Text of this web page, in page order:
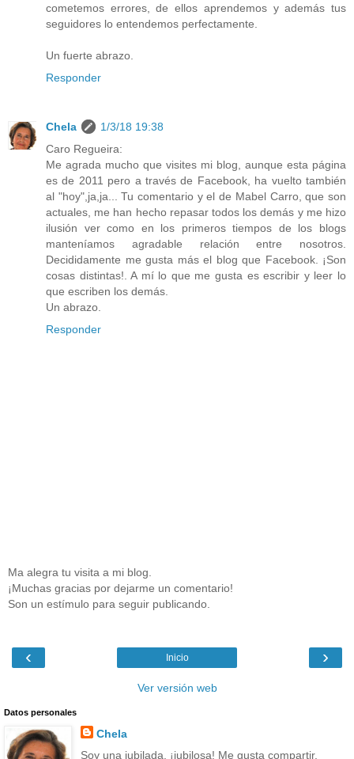
cometemos errores, de ellos aprendemos y además tus
seguidores lo entendemos perfectamente.
Un fuerte abrazo.
Responder
Chela
1/3/18 19:38
Caro Regueira:
Me agrada mucho que visites mi blog, aunque esta página
es de 2011 pero a través de Facebook, ha vuelto también
al "hoy",ja,ja... Tu comentario y el de Mabel Carro, que son
actuales, me han hecho repasar todos los demás y me hizo
ilusión ver como en los primeros tiempos de los blogs
manteníamos agradable relación entre nosotros.
Decididamente me gusta más el blog que Facebook. ¡Son
cosas distintas!. A mí lo que me gusta es escribir y leer lo
que escriben los demás.
Un abrazo.
Responder
Ma alegra tu visita a mi blog.
¡Muchas gracias por dejarme un comentario!
Son un estímulo para seguir publicando.
‹ ›
Inicio
Ver versión web
Datos personales
Chela
Soy una jubilada, ¡jubilosa! Me gusta compartir.